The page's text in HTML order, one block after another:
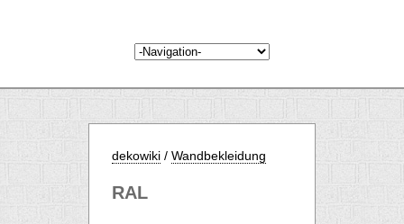
dekowiki / Wandbekleidung
RAL